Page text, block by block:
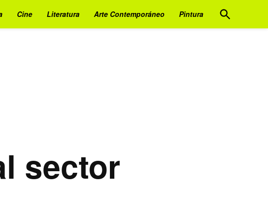
Cine Literatura Arte Contemporáneo Pintura
Open
Search
sector